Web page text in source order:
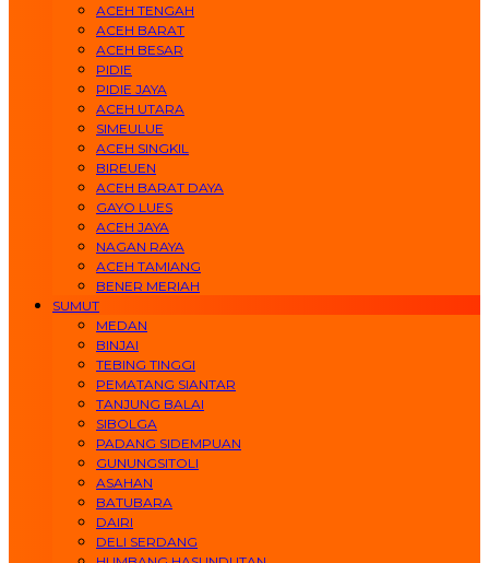
ACEH TENGAH
ACEH BARAT
ACEH BESAR
PIDIE
PIDIE JAYA
ACEH UTARA
SIMEULUE
ACEH SINGKIL
BIREUEN
ACEH BARAT DAYA
GAYO LUES
ACEH JAYA
NAGAN RAYA
ACEH TAMIANG
BENER MERIAH
SUMUT
MEDAN
BINJAI
TEBING TINGGI
PEMATANG SIANTAR
TANJUNG BALAI
SIBOLGA
PADANG SIDEMPUAN
GUNUNGSITOLI
ASAHAN
BATUBARA
DAIRI
DELI SERDANG